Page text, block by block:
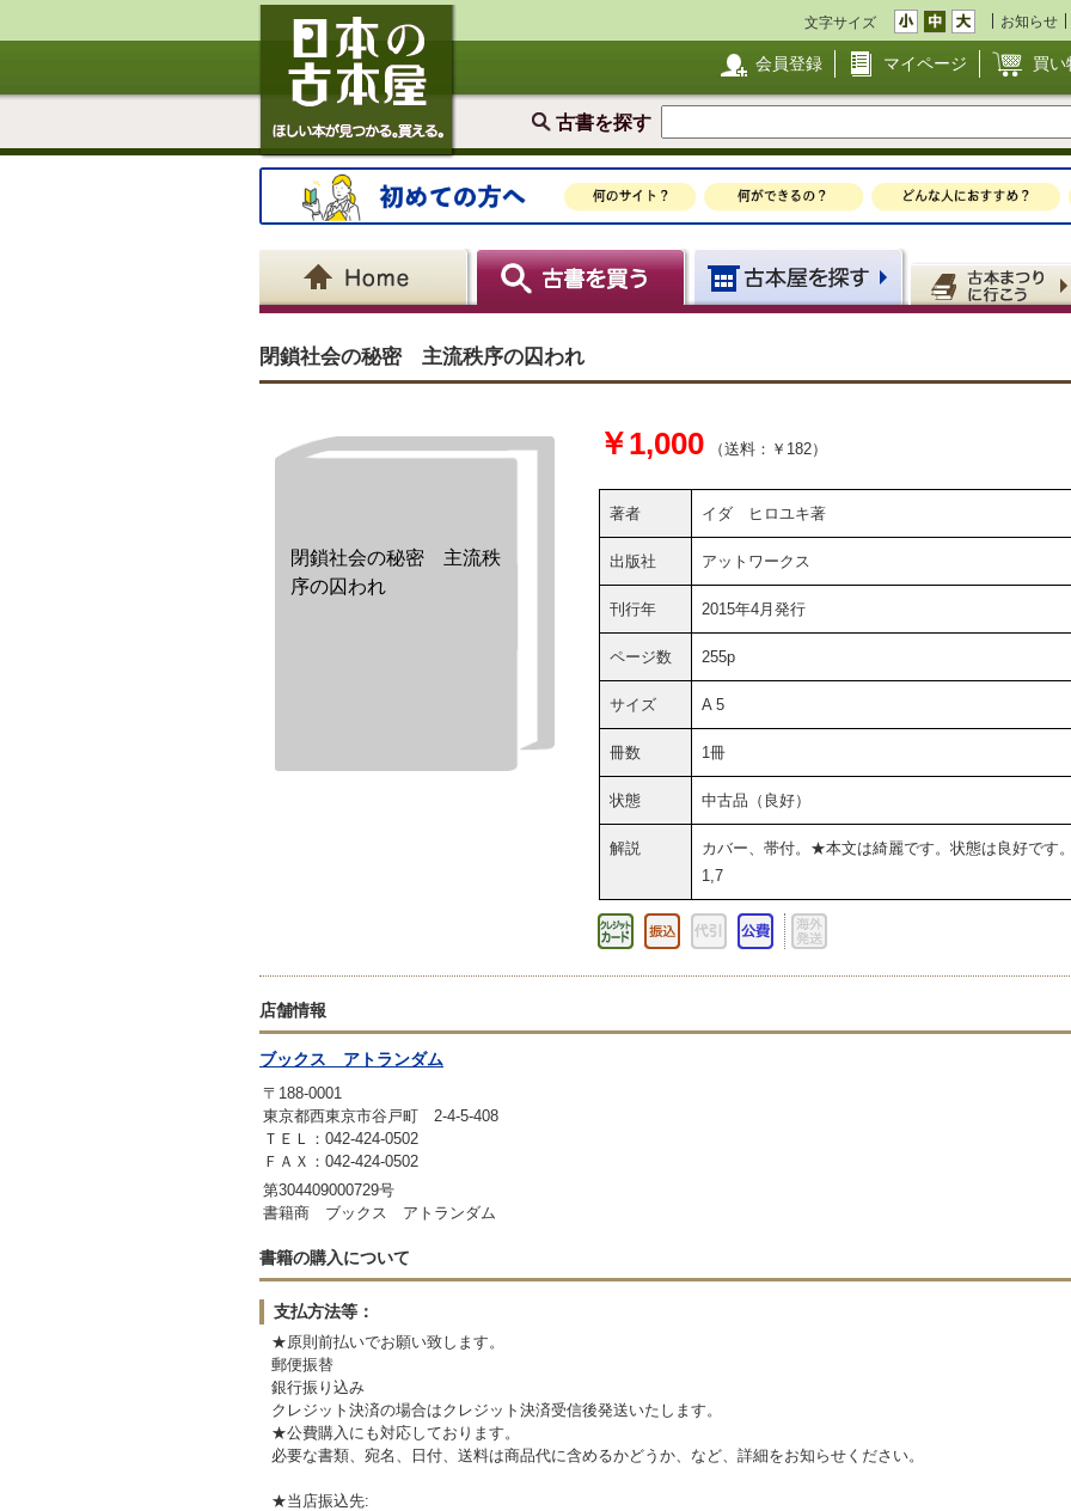
文字サイズ お知らせ
会員登録 マイページ 買い
古書を探す
閉鎖社会の秘密 主流秩序の囚われ
閉鎖社会の秘密 主流秩
序の囚われ
￥1,000 （送料：￥182）
著者 イダ ヒロユキ著
出版社 アットワークス
刊行年 2015年4月発行
ページ数 255p
サイズ A 5
冊数 1冊
状態 中古品（良好）
解説
カバー、帯付。★本文は綺麗です。状態は良好です
1,7
店舗情報
ブックス アトランダム
〒188-0001
東京都西東京市谷戸町 2-4-5-408
ＴＥＬ：042-424-0502
ＦＡＸ：042-424-0502
第304409000729号
書籍商 ブックス アトランダム
書籍の購入について
支払方法等：
★原則前払いでお願い致します。
郵便振替
銀行振り込み
クレジット決済の場合はクレジット決済受信後発送いたします。
★公費購入にも対応しております。
必要な書類、宛名、日付、送料は商品代に含めるかどうか、など、詳細をお知らせください。
★当店振込先: